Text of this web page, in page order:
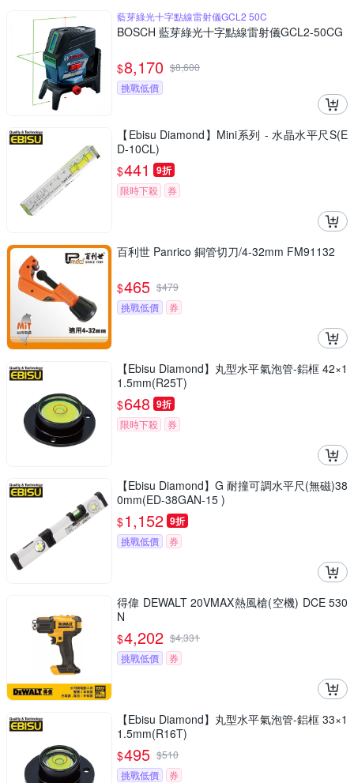
藍芽綠光十字點線雷射儀GCL2 50C
BOSCH 藍芽綠光十字點線雷射儀GCL2-50CG
$8,170 $8,600
挑戰低價
【Ebisu Diamond】Mini系列 - 水晶水平尺S(E
D-10CL)
$441 9折
限時下殺 券
百利世 Panrico 銅管切刀/4-32mm FM91132
$465 $479
挑戰低價
券
【Ebisu Diamond】丸型水平氣泡管-鋁框 42×1
1.5mm(R25T)
$648 9折
限時下殺 券
【Ebisu Diamond】G 耐撞可調水平尺(無磁)38
0mm(ED-38GAN-15 )
$1,152 9折
挑戰低價 券
得偉 DEWALT 20VMAX熱風槍(空機) DCE 530
N
$4,202 $4,331
挑戰低價
券
【Ebisu Diamond】丸型水平氣泡管-鋁框 33×1
1.5mm(R16T)
$495 $510
挑戰低價
券